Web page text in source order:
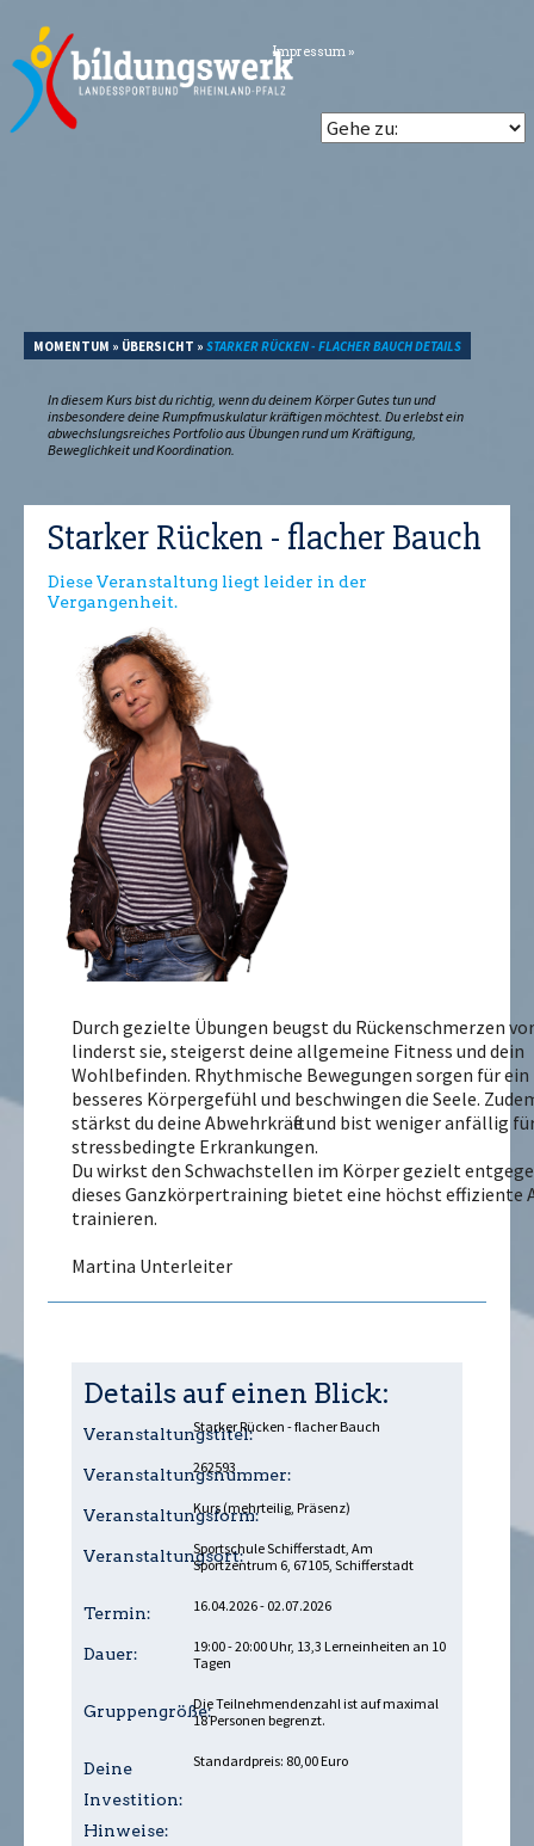
Impressum »
MOMENTUM » ÜBERSICHT » STARKER RÜCKEN - FLACHER BAUCH DETAILS
In diesem Kurs bist du richtig, wenn du deinem Körper Gutes tun und
insbesondere deine Rumpfmuskulatur kräftigen möchtest. Du erlebst ein
abwechslungsreiches Portfolio aus Übungen rund um Kräftigung,
Beweglichkeit und Koordination.
Starker Rücken - flacher Bauch
Diese Veranstaltung liegt leider in der
Vergangenheit.
Durch gezielte Übungen beugst du Rückenschmerzen
linderst sie, steigerst deine allgemeine Fitness und dein
Wohlbefinden. Rhythmische Bewegungen sorgen für ein
besseres Körpergefühl und beschwingen die Seele.
stärkst du deine Abwehrkräfte und bist weniger anfällig
stressbedingte Erkrankungen.
Du wirkst den Schwachstellen im Körper gezielt
dieses Ganzkörpertraining bietet eine höchst effiziente
trainieren.
Martina Unterleiter
Details auf einen Blick:
Veranstaltungstitel:Starker Rücken - flacher Bauch
Veranstaltungsnummer:
262593
Veranstaltungsform:Kurs (mehrteilig, Präsenz)
Veranstaltungsort:Sportschule Schifferstadt, Am
Sportzentrum 6, 67105, Schifferstadt
Termin: 16.04.2026 - 02.07.2026
Dauer:
19:00 - 20:00 Uhr, 13,3 Lerneinheiten an 10
Tagen
Gruppengröße:Die Teilnehmendenzahl ist auf maximal
18 Personen begrenzt.
Deine
Investition:
Standardpreis: 80,00 Euro
Hinweise: